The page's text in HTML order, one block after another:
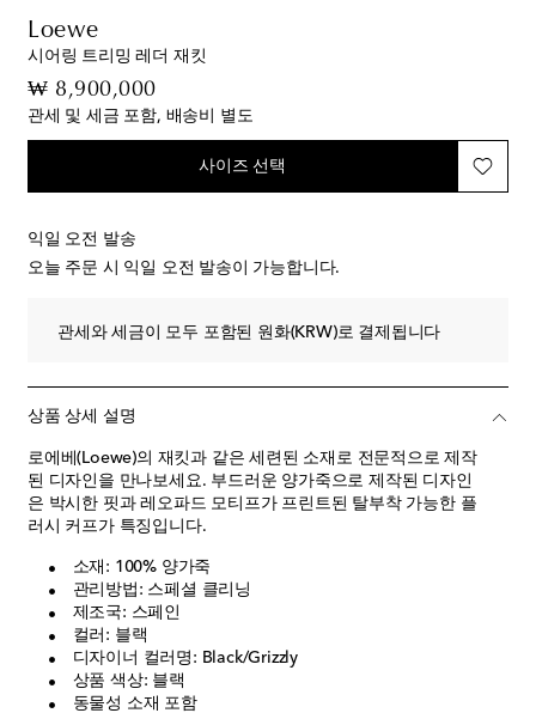
Loewe
시어링 트리밍 레더 재킷
₩ 8,900,000original price
관세 및 세금 포함, 배송비 별도
사이즈 선택
익일 오전 발송
오늘 주문 시 익일 오전 발송이 가능합니다.
관세와 세금이 모두 포함된 원화(KRW)로 결제됩니다
상품 상세 설명
로에베(Loewe)의 재킷과 같은 세련된 소재로 전문적으로 제작
된 디자인을 만나보세요. 부드러운 양가죽으로 제작된 디자인
은 박시한 핏과 레오파드 모티프가 프린트된 탈부착 가능한 플
러시 커프가 특징입니다.
소재: 100% 양가죽
관리방법: 스페셜 클리닝
제조국: 스페인
컬러: 블랙
디자이너 컬러명: Black/Grizzly
상품 색상: 블랙
동물성 소재 포함